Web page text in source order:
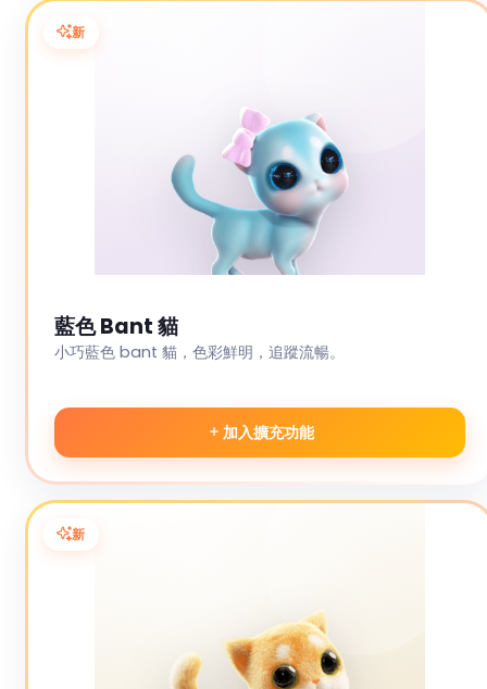
新
藍色 Bant 貓
小巧藍色 bant 貓，色彩鮮明，追蹤流暢。
加入擴充功能
新